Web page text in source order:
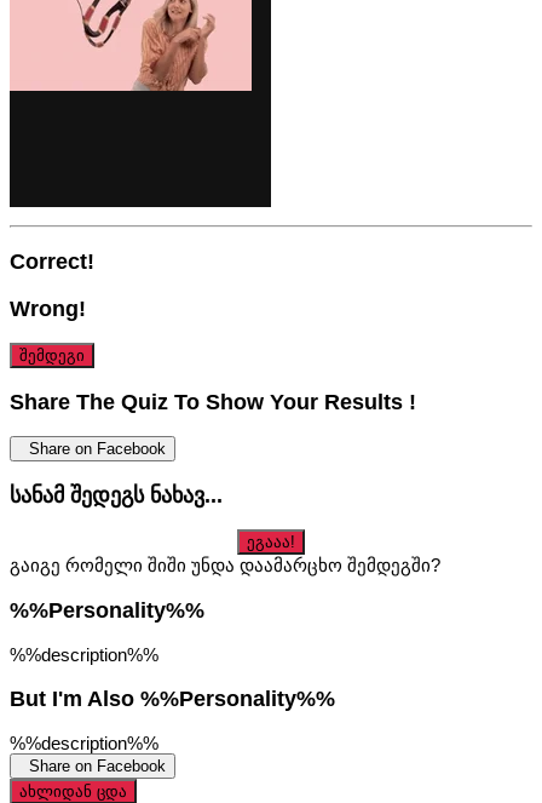
Correct!
Wrong!
შემდეგი
Share The Quiz To Show Your Results !
Share on Facebook
Სანამ Შედეგს Ნახავ...
ეგააა!
გაიგე რომელი შიში უნდა დაამარცხო შემდეგში?
%%personality%%
%%description%%
But I'm Also %%personality%%
%%description%%
Share on Facebook
ახლიდან ცდა